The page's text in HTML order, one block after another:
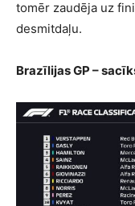
tomēr zaudēja uz
desmitdaļu.
Brazīlijas GP –